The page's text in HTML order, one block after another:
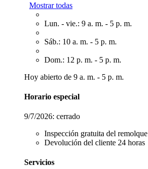
Mostrar todas
Lun. - vie.: 9 a. m. - 5 p. m.
Sáb.: 10 a. m. - 5 p. m.
Dom.: 12 p. m. - 5 p. m.
Hoy abierto de 9 a. m. - 5 p. m.
Horario especial
9/7/2026: cerrado
Inspección gratuita del remolque
Devolución del cliente 24 horas
Servicios